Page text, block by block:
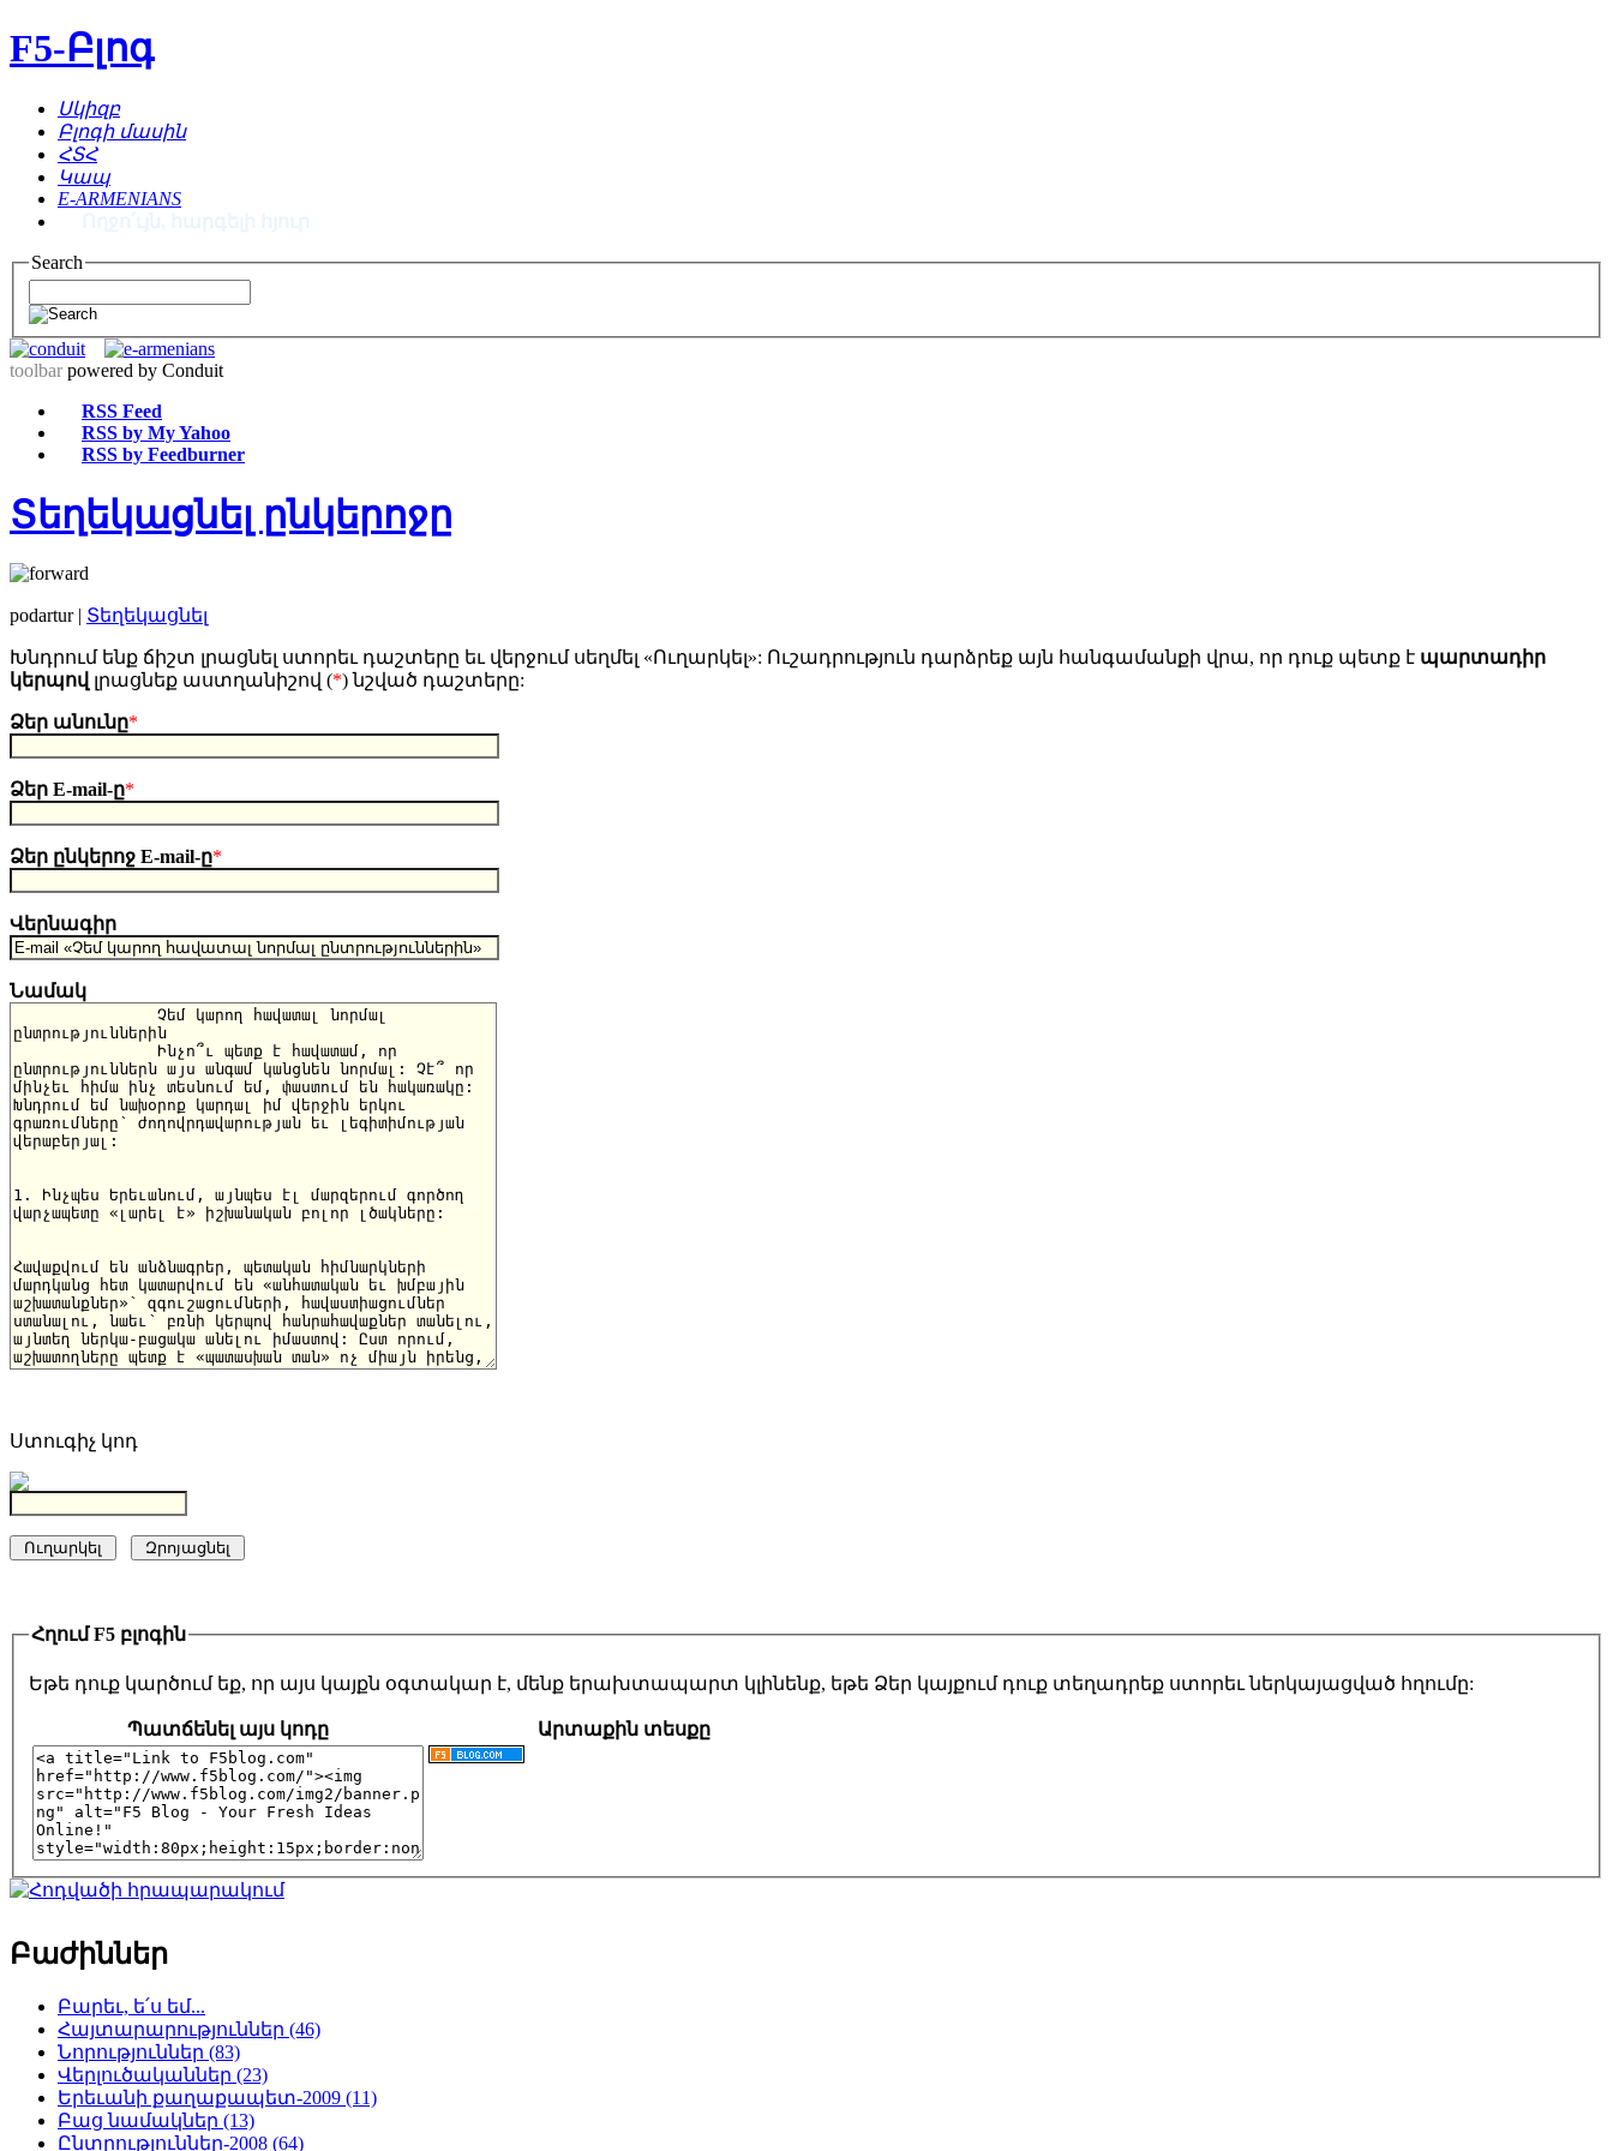
F5-Բլոգ
Սկիզբ
Բլոգի մասին
ՀՏՀ
Կապ
E-ARMENIANS
Search
toolbar powered by Conduit
RSS Feed
RSS by My Yahoo
RSS by Feedburner
Տեղեկացնել ընկերոջը
podartur | Տեղեկացնել
Խնդրում ենք ճիշտ լրացնել ստորեւ դաշտերը եւ վերջում սեղմել «Ուղարկել»: Ուշադրություն դարձրեք այն հանգամանքի վրա, որ դուք պետք է պարտադիր
կերպով լրացնեք աստղանիշով (*) նշված դաշտերը:
Ձեր անունը*
Ձեր E-mail-ը*
Ձեր ընկերոջ E-mail-ը*
Վերնագիր
Նամակ
Ստուգիչ կոդ
Հղում F5 բլոգին
Եթե դուք կարծում եք, որ այս կայքն օգտակար է, մենք երախտապարտ կլինենք, եթե Ձեր կայքում դուք տեղադրեք ստորեւ ներկայացված հղումը:
Պատճենել այս կոդը Արտաքին տեսքը
Բաժիններ
Բարեւ, ե՛ս եմ...
Հայտարարություններ (46)
Նորություններ (83)
Վերլուծականներ (23)
Երեւանի քաղաքապետ-2009 (11)
Բաց նամակներ (13)
Ընտրություններ-2008 (64)